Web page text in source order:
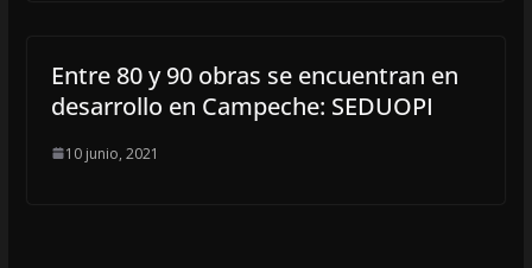
Entre 80 y 90 obras se encuentran en
desarrollo en Campeche: SEDUOPI
10 junio, 2021